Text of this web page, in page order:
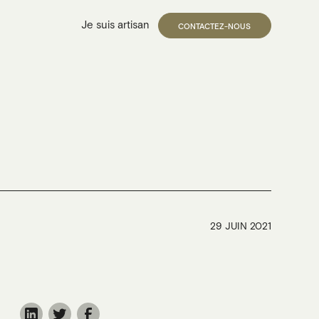
Je suis artisan CONTACTEZ-NOUS
29 JUIN 2021